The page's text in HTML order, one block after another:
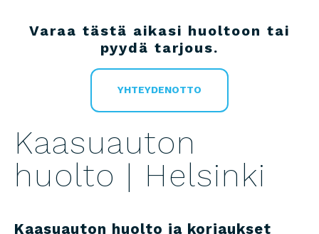
Varaa tästä aikasi huoltoon tai
pyydä tarjous.
YHTEYDENOTTO
Kaasuauton
huolto | Helsinki
Kaasuauton huolto ja korjaukset